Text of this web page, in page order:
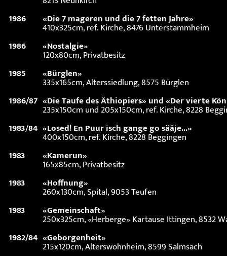
1986
«Die 7 mageren und die 7 fetten Jahre»
410x325cm, ref. Kirche, 8476 Unterstammheim
1986
«Nostalgie»
120x80cm, Privatbesitz
1985
«Bürglen»
335x165cm, Alterssiedlung, 8575 Bürglen
1986/87 «Die Taufe des Äthiopiers» und «Der vierte
235x150cm und 205x150cm, ref. Kirche, 8228
1983/84 «Losed! En Puur isch gange go sääje...»
400x150cm, ref. Kirche, 8228 Beggingen
1983
«Kamerun»
165x85cm, Privatbesitz
1983
«Hoffnung»
260x130cm, Spital, 9053 Teufen
1983
«Gemeinschaft»
250x325cm, «Herberge» Kartause Ittingen, 8532
1982/84 «Geborgenheit»
215x120cm, Alterswohnheim, 8599 Salmsach